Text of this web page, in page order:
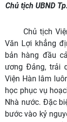
Chủ tịch UBND
Chủ tịch
Văn Lợi khẳng
bản hàng đầu
ương Đảng, trải
Viện Hàn lâm
học phục vụ
Nhà nước. Đặc
bước vào kỷ